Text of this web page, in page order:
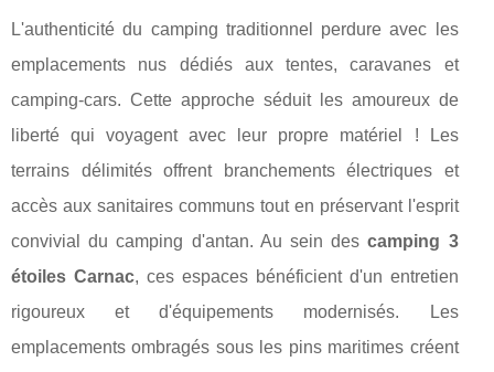
L'authenticité du camping traditionnel perdure avec les
emplacements nus dédiés aux tentes, caravanes et
camping-cars. Cette approche séduit les amoureux de
liberté qui voyagent avec leur propre matériel ! Les
terrains délimités offrent branchements électriques et
accès aux sanitaires communs tout en préservant l'esprit
convivial du camping d'antan. Au sein descamping 3
étoiles Carnac, ces espaces bénéficient d'un entretien
rigoureux et d'équipements modernisés. Les
emplacements ombragés sous les pins maritimes créent